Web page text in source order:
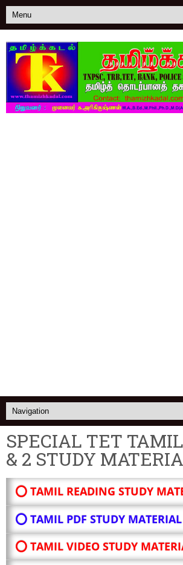
SPECIAL TET
& 2 STUDY
⭕ TAMIL READING STUDY
⭕ TAMIL PDF STUDY MATERIAL
⭕ TAMIL VIDEO STUDY